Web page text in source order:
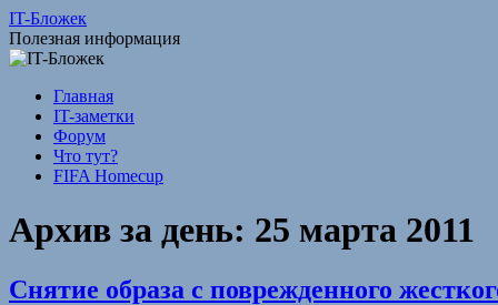
Перейти
к
содержимому
IT-Бложек
Полезная информация
Главная
IT-заметки
Форум
Что тут?
FIFA Homecup
Архив за день: 25 марта 2011
Снятие образа с поврежденного